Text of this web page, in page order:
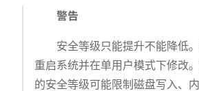
警告
安全等级只能提升不能降低
重启系统并在单用户模式下修改
的安全等级可能限制磁盘写入、